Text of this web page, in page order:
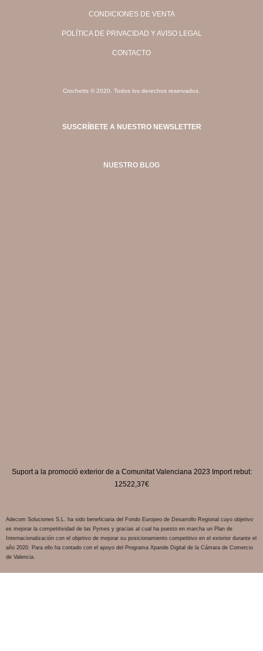
CONDICIONES DE VENTA
POLÍTICA DE PRIVACIDAD Y AVISO LEGAL
CONTACTO
Crochetts © 2020. Todos los derechos reservados.
SUSCRÍBETE A NUESTRO NEWSLETTER
NUESTRO BLOG
Suport a la promoció exterior de a Comunitat Valenciana 2023 Import rebut:
12522,37€
Adecom Soluciones S.L. ha sido beneficiaria del Fondo Europeo de Desarrollo Regional cuyo objetivo
es mejorar la competitividad de las Pymes y gracias al cual ha puesto en marcha un Plan de
Internacionalización con el objetivo de mejorar su posicionamiento competitivo en el exterior durante el
año 2020. Para ello ha contado con el apoyo del Programa Xpande Digital de la Cámara de Comercio
de Valencia.